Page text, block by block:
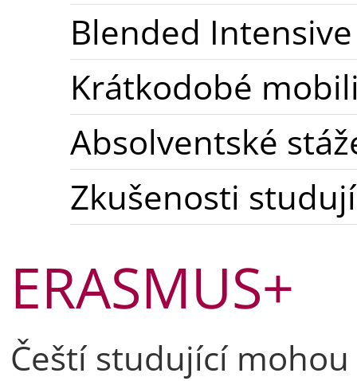
Blended
Krátkodobé
Absolventské
Zkušenosti
ERASMUS+
Čeští studující